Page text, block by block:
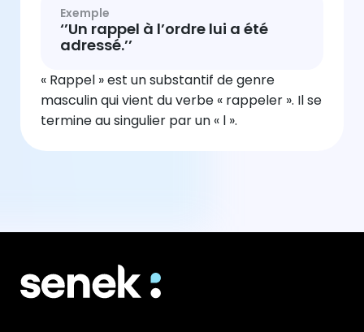
Exemple
‘’Un rappel à l’ordre lui a été
adressé.’’
« Rappel » est un substantif de genre
masculin qui vient du verbe « rappeler ». Il se
termine au singulier par un « l ».